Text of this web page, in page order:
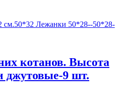
котанов. Высота
джутовые-9 шт.